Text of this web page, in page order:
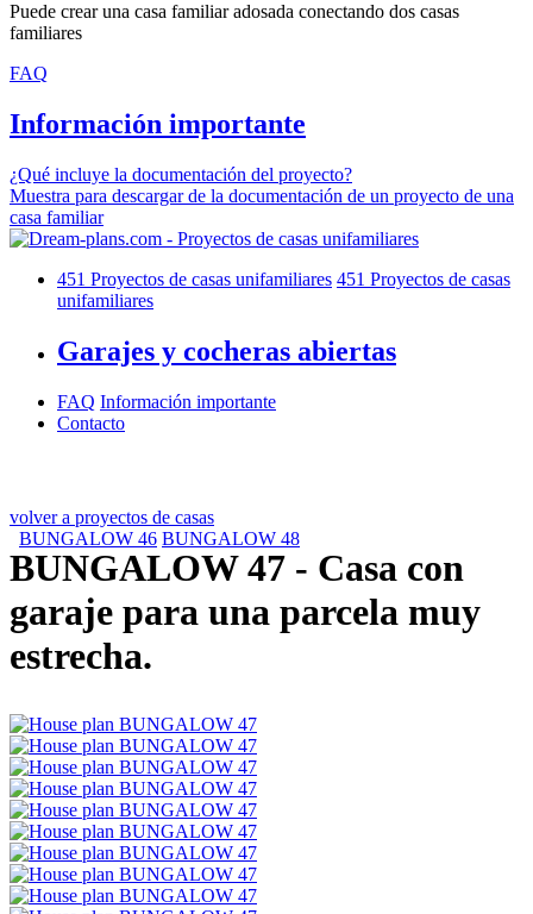
Puede crear una casa familiar adosada conectando dos casas
familiares
FAQ
Información importante
¿Qué incluye la documentación del proyecto?
Muestra para descargar de la documentación de un proyecto de una
casa familiar
451 Proyectos de casas unifamiliares 451 Proyectos de casas
unifamiliares
Garajes y cocheras abiertas
FAQ Información importante
Contacto
volver a proyectos de casas
BUNGALOW 46 BUNGALOW 48
BUNGALOW 47 - Casa con
garaje para una parcela muy
estrecha.